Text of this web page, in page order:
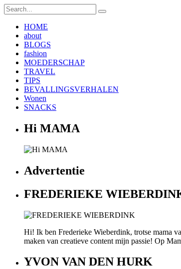
HOME
about
BLOGS
fashion
MOEDERSCHAP
TRAVEL
TIPS
BEVALLINGSVERHALEN
Wonen
SNACKS
Hi MAMA
Advertentie
FREDERIEKE
Hi! Ik ben Frederieke Wieberdink, trotse mama
maken van creatieve content mijn passie! Op
YVON VAN DEN HURK